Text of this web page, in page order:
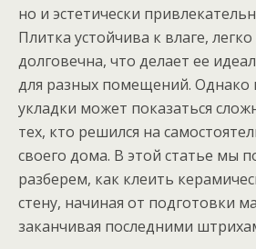
но и эстетически
Плитка устойчива к влаге,
долговечна, что делает ее
для разных помещений. Однако
укладки может показаться
тех, кто решился на
своего дома. В этой статье мы
разберем, как клеить
стену, начиная от подготовки
заканчивая последними